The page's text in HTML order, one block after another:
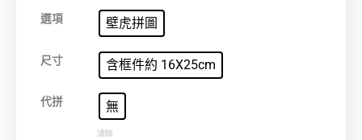
選項 壁虎拼圖
尺寸 含框件約 16X25cm
代拼 無
清除
金
數